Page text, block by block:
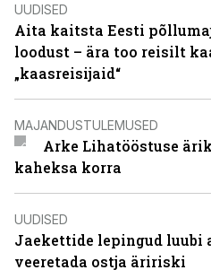
UUDISED
Aita kaitsta Eesti
loodust – ära too reisilt
„kaasreisijaid“
MAJANDUSTULEMUSED
Arke Lihatööstuse
kaheksa korra
UUDISED
Jaekettide lepingud luubi
veeretada ostja äririski